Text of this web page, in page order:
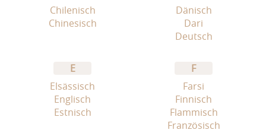
Chilenisch
Chinesisch
Dänisch
Dari
Deutsch
E
Elsässisch
Englisch
Estnisch
F
Farsi
Finnisch
Flammisch
Französisch